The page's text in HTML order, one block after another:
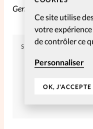
Ce site utilise
votre
de contrôler ce
Personnaliser
OK, J'ACCEPTE
Geneviève Radloff
SPIRITUELLES